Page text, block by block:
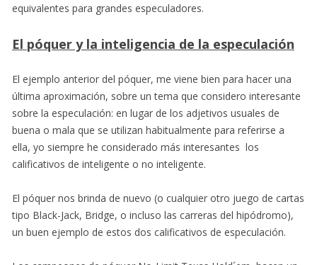
equivalentes para grandes especuladores.
El póquer y la inteligencia de la especulación
El ejemplo anterior del póquer, me viene bien para hacer una
última aproximación, sobre un tema que considero interesante
sobre la especulación: en lugar de los adjetivos usuales de
buena o mala que se utilizan habitualmente para referirse a
ella, yo siempre he considerado más interesantes los
calificativos de inteligente o no inteligente.
El póquer nos brinda de nuevo (o cualquier otro juego de cartas
tipo Black-Jack, Bridge, o incluso las carreras del hipódromo),
un buen ejemplo de estos dos calificativos de especulación.